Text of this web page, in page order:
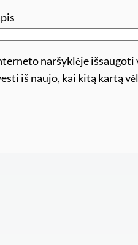
naršyklėje išsaugoti
iš naujo, kai kitą kartą